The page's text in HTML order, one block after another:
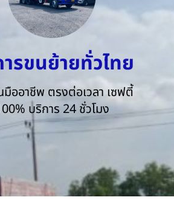
รขนย้ายทั่วไทย
มืออาชีพ ตรงต่อเวลา เซฟตี้
บริการ 24 ชั่วโมง